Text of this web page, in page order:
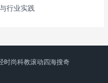
行业实践
时尚科教滚动 四海搜奇